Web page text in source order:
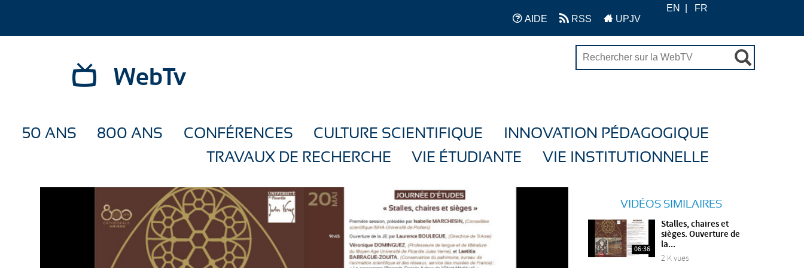
AIDE RSS UPJV
EN FR
WebTv
50 ANS 800 ANS CONFÉRENCES CULTURE SCIENTIFIQUE
INNOVATION PÉDAGOGIQUE
TRAVAUX DE RECHERCHE
VIE ÉTUDIANTE VIE INSTITUTIONNELLE
VIDÉOS SIMILAIRES
06:36
Stalles, chaires et
sièges. Ouverture de
la...
2 K vues